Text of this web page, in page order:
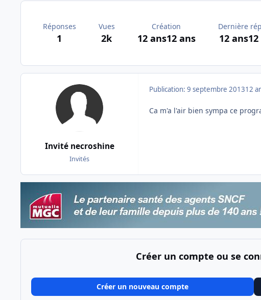
Réponses
1
Vues
2k
Création
12 ans12 ans
Dernière
12 ans
Invité necroshine
Invités
Publication: 9 septembre 201312
Ca m'a l'air bien sympa ce
Créer un compte ou se
Créer un nouveau compte